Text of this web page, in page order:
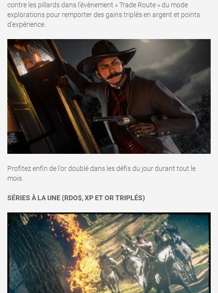
contre les pillards dans l'évènement « Trade Route » du mode
explorations pour remporter des gains triplés en argent et points
d'expérience.
Profitez enfin de l'or doublé dans les défis du jour durant tout le
mois.
SÉRIES À LA UNE (RDO$, XP ET OR TRIPLÉS)